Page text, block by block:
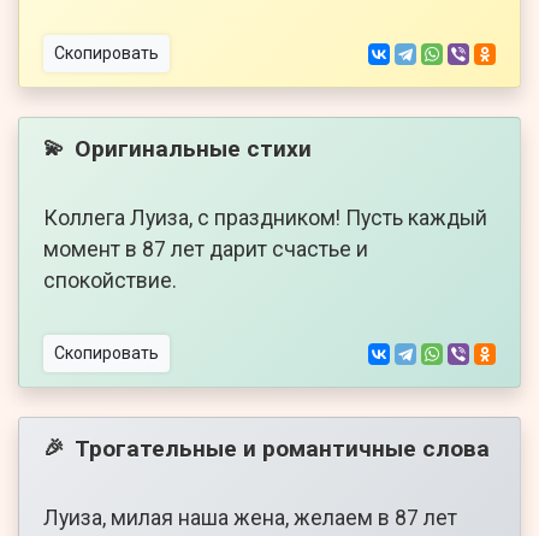
Скопировать
💫 Оригинальные стихи
Коллега Луиза, с праздником! Пусть каждый
момент в 87 лет дарит счастье и
спокойствие.
Скопировать
🎉 Трогательные и романтичные слова
Луиза, милая наша жена, желаем в 87 лет